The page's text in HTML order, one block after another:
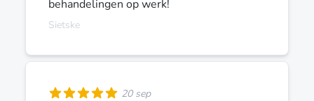
behandelingen op werk!
Sietske
20 sep